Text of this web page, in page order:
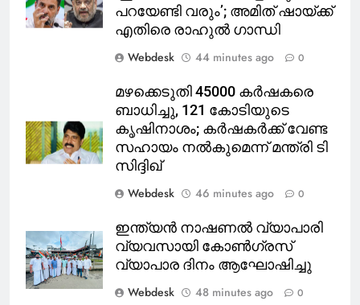
പറയേണ്ടി വരും’; അമിത് ഷായ്ക്ക്
എതിരെ രാഹുല്‍ ഗാന്ധി
Webdesk
44 minutes ago 0
മഴക്കെടുതി 45000 കർഷകരെ
ബാധിച്ചു, 121 കോടിയുടെ
കൃഷിനാശം; കർഷകർക്ക് വേണ്ട
സഹായം നൽകുമെന്ന് മന്ത്രി ടി
സിദ്ദിഖ്
Webdesk
46 minutes ago 0
ഇന്ത്യൻ നാഷണൽ വ്യാപാരി
വ്യവസായി കോൺഗ്രസ്
വ്യാപാര ദിനം ആഘോഷിച്ചു
Webdesk
48 minutes ago 0